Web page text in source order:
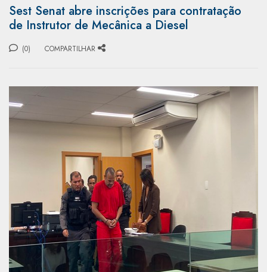
Sest Senat abre inscrições para contratação
de Instrutor de Mecânica a Diesel
(0) COMPARTILHAR